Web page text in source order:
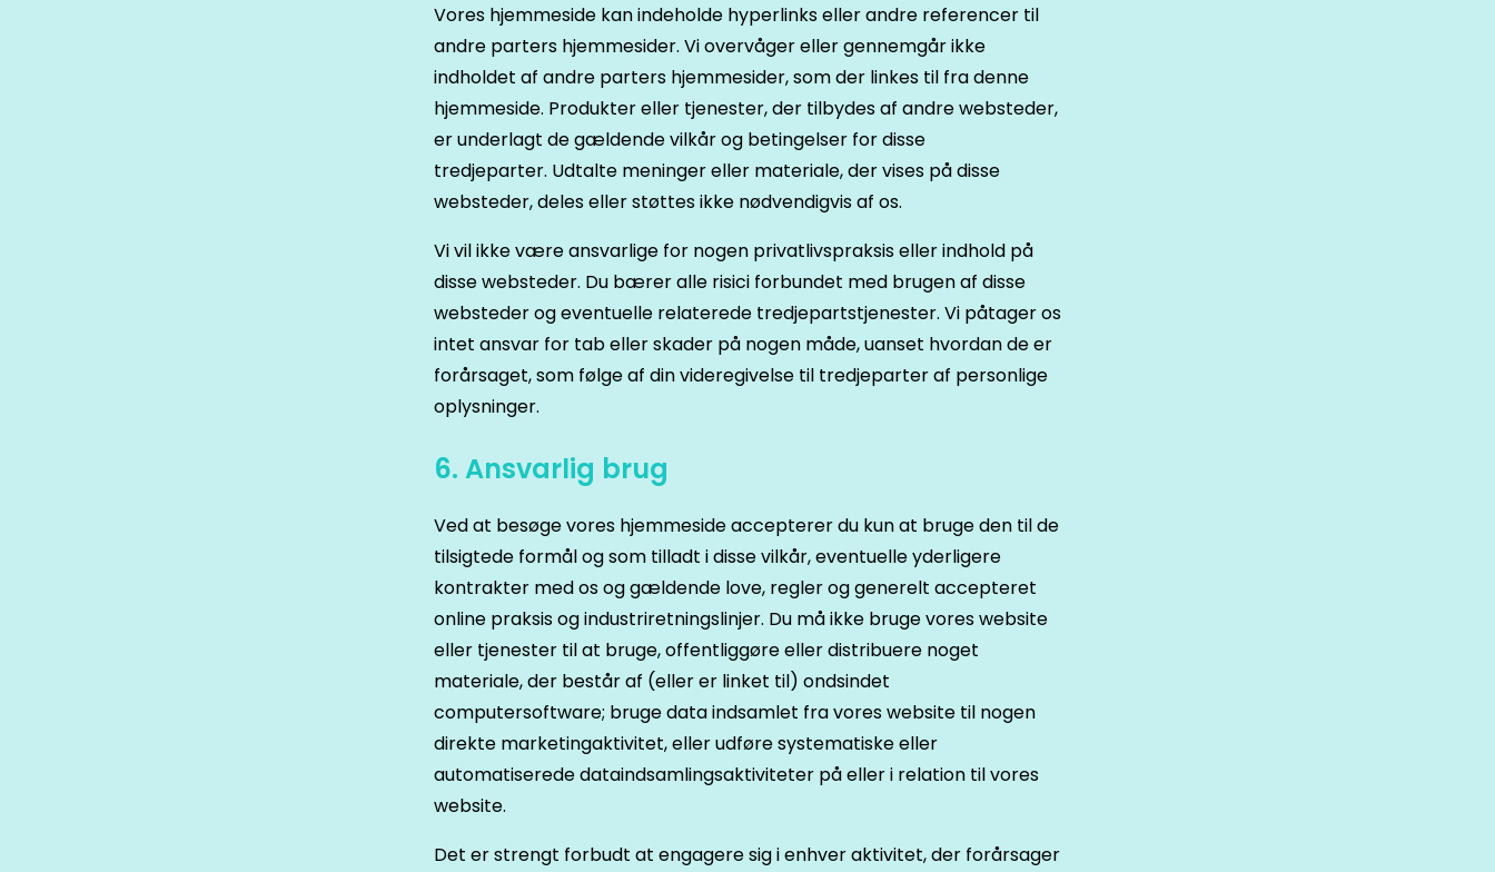
Vores hjemmeside kan indeholde hyperlinks eller andre referencer til
andre parters hjemmesider. Vi overvåger eller gennemgår ikke
indholdet af andre parters hjemmesider, som der linkes til fra denne
hjemmeside. Produkter eller tjenester, der tilbydes af andre websteder,
er underlagt de gældende vilkår og betingelser for disse
tredjeparter. Udtalte meninger eller materiale, der vises på disse
websteder, deles eller støttes ikke nødvendigvis af os.
Vi vil ikke være ansvarlige for nogen privatlivspraksis eller indhold på
disse websteder. Du bærer alle risici forbundet med brugen af disse
websteder og eventuelle relaterede tredjepartstjenester. Vi påtager os
intet ansvar for tab eller skader på nogen måde, uanset hvordan de er
forårsaget, som følge af din videregivelse til tredjeparter af personlige
oplysninger.
6. Ansvarlig brug
Ved at besøge vores hjemmeside accepterer du kun at bruge den til de
tilsigtede formål og som tilladt i disse vilkår, eventuelle yderligere
kontrakter med os og gældende love, regler og generelt accepteret
online praksis og industriretningslinjer. Du må ikke bruge vores website
eller tjenester til at bruge, offentliggøre eller distribuere noget
materiale, der består af (eller er linket til) ondsindet
computersoftware; bruge data indsamlet fra vores website til nogen
direkte marketingaktivitet, eller udføre systematiske eller
automatiserede dataindsamlingsaktiviteter på eller i relation til vores
website.
Det er strengt forbudt at engagere sig i enhver aktivitet, der forårsager